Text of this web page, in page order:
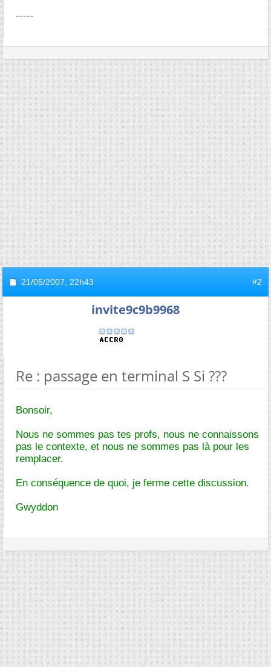
-----
21/05/2007, 22h43 #2
invite9c9b9968
Re : passage en terminal S Si ???
Bonsoir,
Nous ne sommes pas tes profs, nous ne connaissons
pas le contexte, et nous ne sommes pas là pour les
remplacer.
En conséquence de quoi, je ferme cette discussion.
Gwyddon